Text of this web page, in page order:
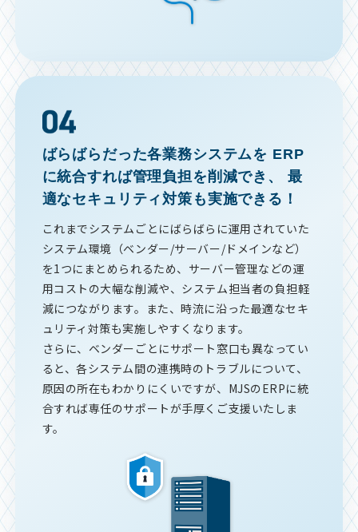
ばらばらだった各業務システムを ERP
に統合すれば管理負担を削減でき、
最
適なセキュリティ対策も実施できる！
これまでシステムごとにばらばらに運用されていた
システム環境（ベンダー/サーバー/ドメインなど）
を1つにまとめられるため、サーバー管理などの運
用コストの大幅な削減や、システム担当者の負担軽
減につながります。また、時流に沿った最適なセキ
ュリティ対策も実施しやすくなります。
さらに、ベンダーごとにサポート窓口も異なってい
ると、各システム間の連携時のトラブルについて、
原因の所在もわかりにくいですが、MJSのERPに統
合すれば専任のサポートが手厚くご支援いたしま
す。